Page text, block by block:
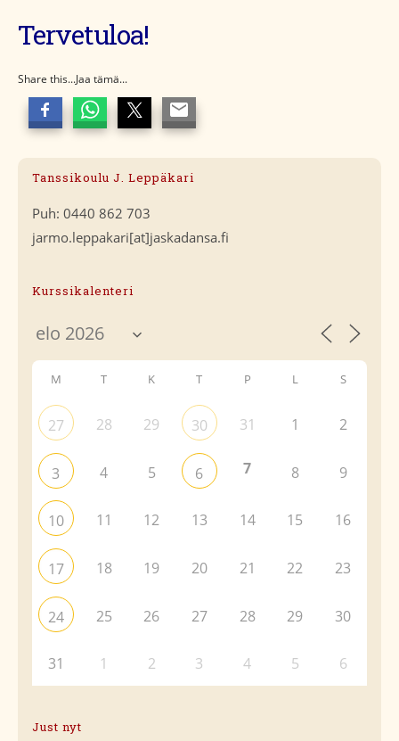
Tervetuloa!
Share this...Jaa tämä...
Tanssikoulu J. Leppäkari
Puh: 0440 862 703
jarmo.leppakari[at]jaskadansa.fi
Kurssikalenteri
M T K T P L S
27 28 29 30 31 1 2
3 4 5 6 7 8 9
10 11 12 13 14 15 16
17 18 19 20 21 22 23
24 25 26 27 28 29 30
31 1 2 3 4 5 6
Just nyt